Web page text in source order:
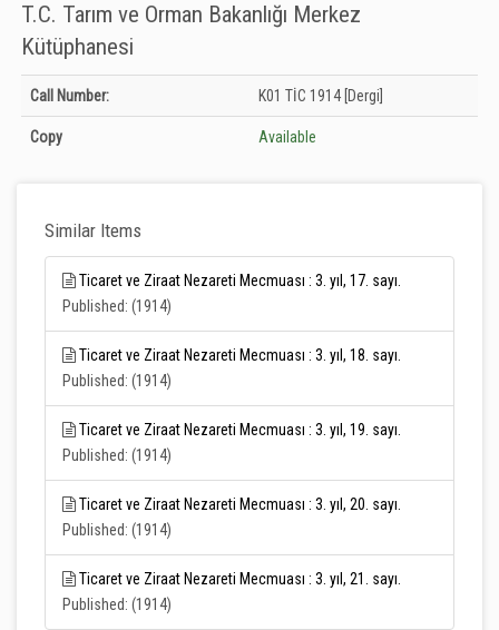
T.C. Tarım ve Orman Bakanlığı Merkez
Kütüphanesi
Holdings details from T.C. Tarım ve Orman Bakanlığı Merkez Kütüphanesi:
Unknown
Call Number: K01 TİC 1914 [Dergi]
Copy Available
Similar Items
Ticaret ve Ziraat Nezareti Mecmuası : 3. yıl, 17. sayı.
Published: (1914)
Ticaret ve Ziraat Nezareti Mecmuası : 3. yıl, 18. sayı.
Published: (1914)
Ticaret ve Ziraat Nezareti Mecmuası : 3. yıl, 19. sayı.
Published: (1914)
Ticaret ve Ziraat Nezareti Mecmuası : 3. yıl, 20. sayı.
Published: (1914)
Ticaret ve Ziraat Nezareti Mecmuası : 3. yıl, 21. sayı.
Published: (1914)